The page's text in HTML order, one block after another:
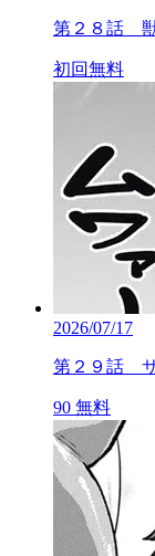
第２８話
初回無料
2026/07/17
第２９話
90 無料